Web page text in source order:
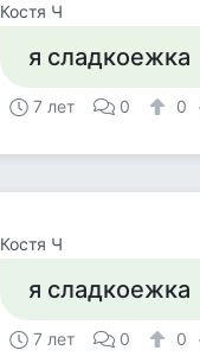
Костя Ч
я сладкоежка
7 лет 0 0
Костя Ч
я сладкоежка
7 лет 0 0